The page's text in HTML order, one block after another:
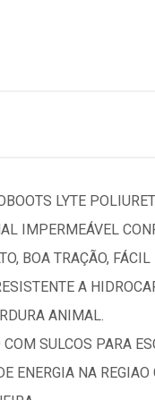
LYTE
IMPERMEÁVEL
BOA TRAÇÃO,
A
ANIMAL.
SULCOS PARA
ENERGIA NA REGIAO